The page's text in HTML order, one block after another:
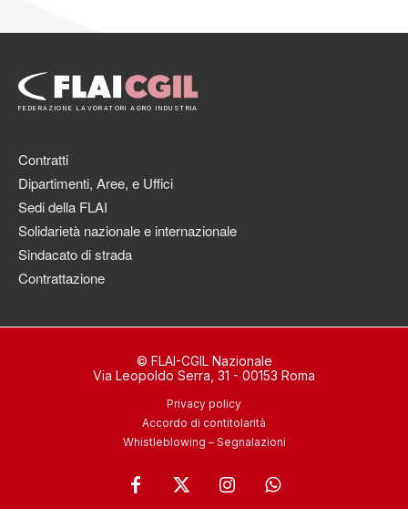
FEDERAZIONE LAVORATORI AGRO INDUSTRIA
Contratti
Dipartimenti, Aree, e Uffici
Sedi della FLAI
Solidarietà nazionale e internazionale
Sindacato di strada
Contrattazione
© FLAI-CGIL Nazionale
Via Leopoldo Serra, 31 - 00153 Roma
Privacy policy
Accordo di contitolarità
Whistleblowing – Segnalazioni